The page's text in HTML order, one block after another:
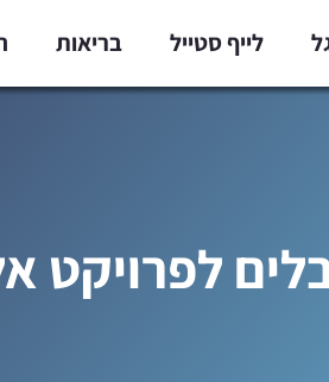
לייף סטייל בריאות
לפרויקט